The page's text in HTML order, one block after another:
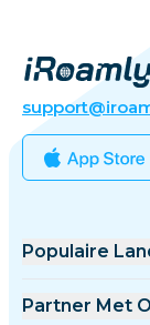
Populaire
Verenigde Staten
Partner Met